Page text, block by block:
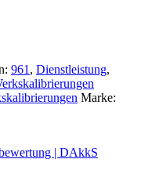
961 , Dienstleistung,
Marke:
| DAkkS